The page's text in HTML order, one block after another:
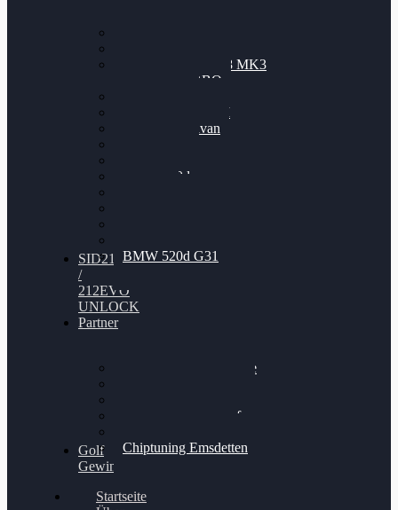
Nissan GT-R35 3.8 MK3
V6 TWINTURBO
VW Passat 2.0TDI
VW T6 Multivan
BMW 120d
BMW 520d G31
SID212
/
212EVO
UNLOCK
Partner
Bilgenroth Performance
Chiptuning Schüttorf
Chiptuning Emsdetten
Golf
Gewinnspiel
Startseite